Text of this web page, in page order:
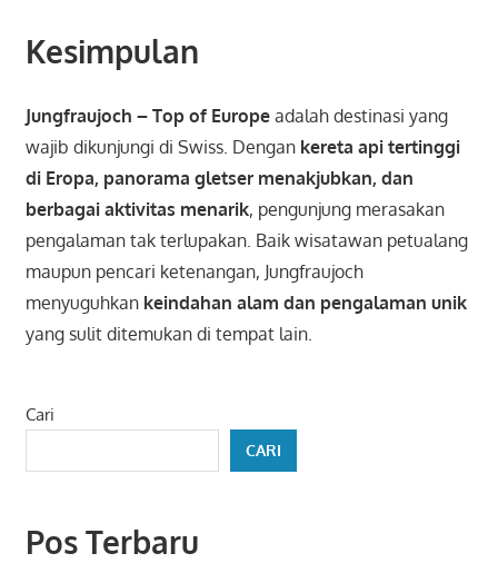
Kesimpulan
Jungfraujoch – Top of Europeadalah destinasi yang
wajib dikunjungi di Swiss. Dengan kereta api tertinggi
di Eropa, panorama gletser menakjubkan, dan
berbagai aktivitas menarik, pengunjung merasakan
pengalaman tak terlupakan. Baik wisatawan petualang
maupun pencari ketenangan, Jungfraujoch
menyuguhkan keindahan alam dan pengalaman unik
yang sulit ditemukan di tempat lain.
Cari
CARI
Pos Terbaru